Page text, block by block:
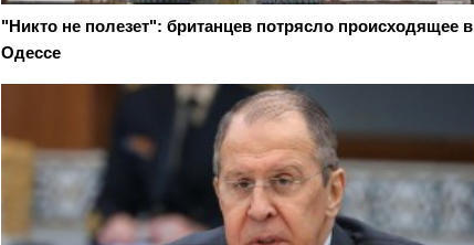
"Никто не полезет": британцев потрясло происходящее в
Одессе